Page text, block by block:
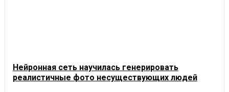
Нейронная сеть научилась генерировать
реалистичные фото несуществующих людей